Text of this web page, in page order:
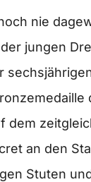
nie
jungen
dem
an den
Stuten